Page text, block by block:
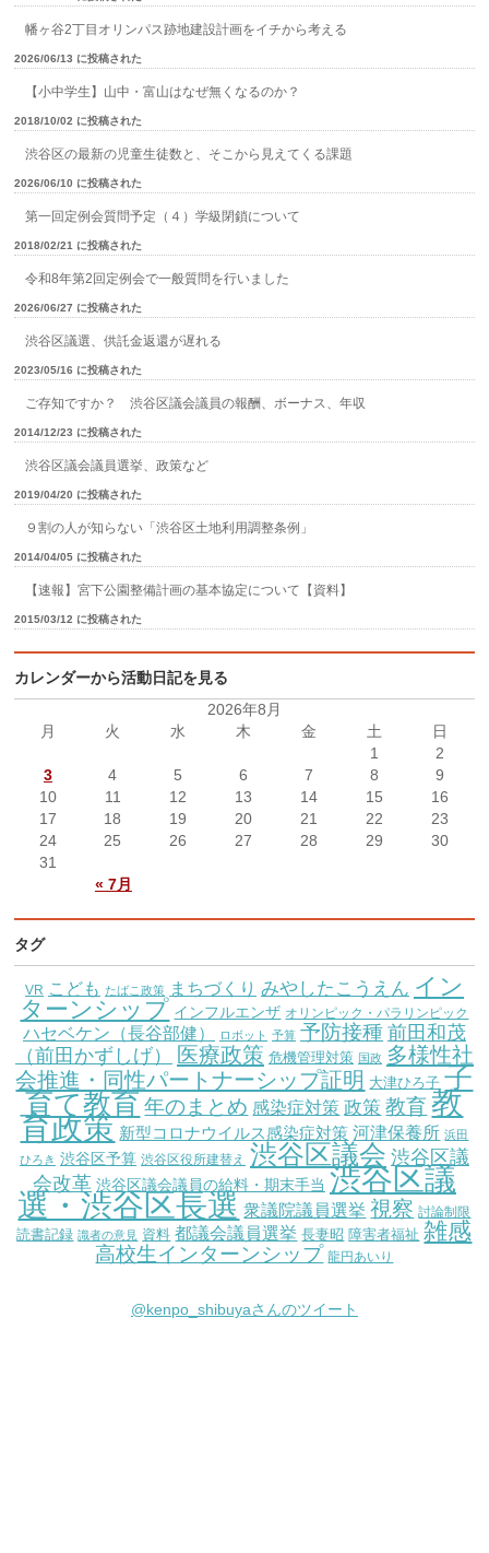
幡ヶ谷2丁目オリンパス跡地建設計画をイチから考える
2026/06/13 に投稿された
【小中学生】山中・富山はなぜ無くなるのか？
2018/10/02 に投稿された
渋谷区の最新の児童生徒数と、そこから見えてくる課題
2026/06/10 に投稿された
第一回定例会質問予定（４）学級閉鎖について
2018/02/21 に投稿された
令和8年第2回定例会で一般質問を行いました
2026/06/27 に投稿された
渋谷区議選、供託金返還が遅れる
2023/05/16 に投稿された
ご存知ですか？ 渋谷区議会議員の報酬、ボーナス、年収
2014/12/23 に投稿された
渋谷区議会議員選挙、政策など
2019/04/20 に投稿された
９割の人が知らない「渋谷区土地利用調整条例」
2014/04/05 に投稿された
【速報】宮下公園整備計画の基本協定について【資料】
2015/03/12 に投稿された
カレンダーから活動日記を見る
2026年8月
月
火 水 木 金 土 日
« 7月
1
2
3
4 5 6 7 8
9
10
11 12 13 14 15
16
17
18 19 20 21 22
23
24
25 26 27 28 29
30
31
タグ
VR こども たばこ政策 まちづくり みやしたこうえん イン
ターンシップ インフルエンザ オリンピック・パラリンピック
ハセベケン（長谷部健） ロボット 予算 予防接種 前田和茂
（前田かずしげ）
医療政策 危機管理対策 国政 多様性社
会推進・同性パートナーシップ証明 大津ひろ子 子
育て教育 年のまとめ 感染症対策 政策 教育 教
育政策 新型コロナウイルス感染症対策 河津保養所 浜田
ひろき 渋谷区予算 渋谷区役所建替え 渋谷区議会 渋谷区議
会改革 渋谷区議会議員の給料・期末手当 渋谷区議
選・渋谷区長選 衆議院議員選挙 視察 討論制限
読書記録 識者の意見 資料 都議会議員選挙 長妻昭 障害者福祉 雑感
高校生インターンシップ 龍円あいり
@kenpo_shibuyaさんのツイート